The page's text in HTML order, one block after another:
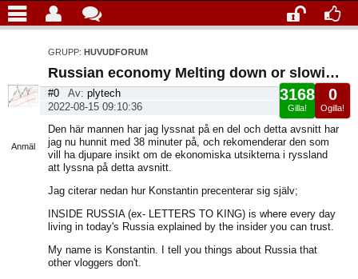
GRUPP: HUVUDFORUM
Anmäl
Russian economy Melting down or slowing down?
0
Ogilla!
3168
Gilla!
#0 Av: plytech
2022-08-15 09:10:36
Den här mannen har jag lyssnat på en del och detta avsnitt har
jag nu hunnit med 38 minuter på, och rekomenderar den som
vill ha djupare insikt om de ekonomiska utsikterna i ryssland
att lyssna på detta avsnitt.
Jag citerar nedan hur Konstantin precenterar sig själv;
INSIDE RUSSIA (ex- LETTERS TO KING) is where every day
living in today's Russia explained by the insider you can trust.
My name is Konstantin. I tell you things about Russia that
other vloggers don't.